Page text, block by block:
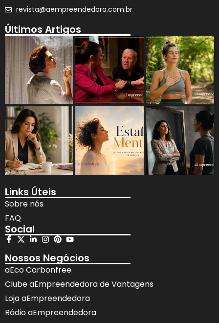
revista@aempreendedora.com.br
Últimos Artigos
Links Úteis
Sobre nós
FAQ
Social
Nossos Negócios
aEco Carbonfree
Clube aEmpreendedora de Vantagens
Loja aEmpreendedora
Rádio aEmpreendedora